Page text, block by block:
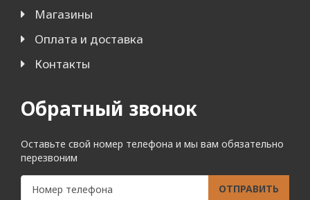
Магазины
Оплата и доставка
Контакты
Обратный звонок
Оставьте свой номер телефона и мы вам обязательно
перезвоним
ОТПРАВИТЬ